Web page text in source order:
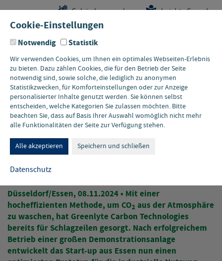
Kontakt
Gebärdensprache Leichte Sprache
PROTOTYP DIRECT AIR CAPTURE
CO2aus der Atmosphäre
waschen und nutzen
Düsseldorf/Essen, 08.11.2024 • Mit einer
hocheffizienten Methode, um CO2 aus der Atmosphäre
zu waschen, hat Greenlyte Carbon Technologies
bereits für Schlagzeilen gesorgt. Nach erfolgreichem
Betrieb einer großen Demonstrationsanlage
entwickelt das Start-up aus Essen nun einen
Cookie-Einstellungen
Notwendig Statistik
Wir verwenden Cookies, um Ihnen ein optimales Webseiten-Erlebnis
zu bieten. Dazu zählen Cookies, die für den Betrieb der Seite
notwendig sind, sowie solche, die lediglich zu anonymen
Statistikzwecken, für Komforteinstellungen oder zur Anzeige
personalisierter Inhalte genutzt werden. Sie können selbst
entscheiden, welche Kategorien Sie zulassen möchten. Bitte
beachten Sie, dass auf Basis Ihrer Auswahl womöglich nicht mehr
alle Funktionalitäten der Seite zur Verfügung stehen.
Alle akzeptieren Speichern und schließen
Datenschutz